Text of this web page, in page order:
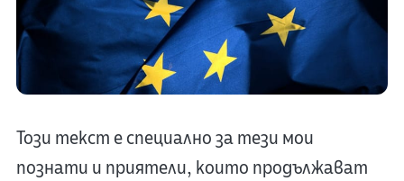
Този текст е специално зa тези мои
познати и приятели, които продължават